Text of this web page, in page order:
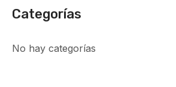
Categorías
No hay categorías